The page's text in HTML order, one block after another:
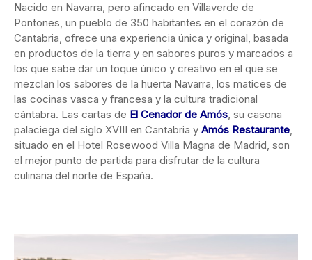
Nacido en Navarra, pero afincado en Villaverde de
Pontones, un pueblo de 350 habitantes en el corazón de
Cantabria, ofrece una experiencia única y original, basada
en productos de la tierra y en sabores puros y marcados a
los que sabe dar un toque único y creativo en el que se
mezclan los sabores de la huerta Navarra, los matices de
las cocinas vasca y francesa y la cultura tradicional
cántabra. Las cartas de El Cenador de Amós, su casona
palaciega del siglo XVIII en Cantabria y Amós Restaurante,
situado en el Hotel Rosewood Villa Magna de Madrid, son
el mejor punto de partida para disfrutar de la cultura
culinaria del norte de España.